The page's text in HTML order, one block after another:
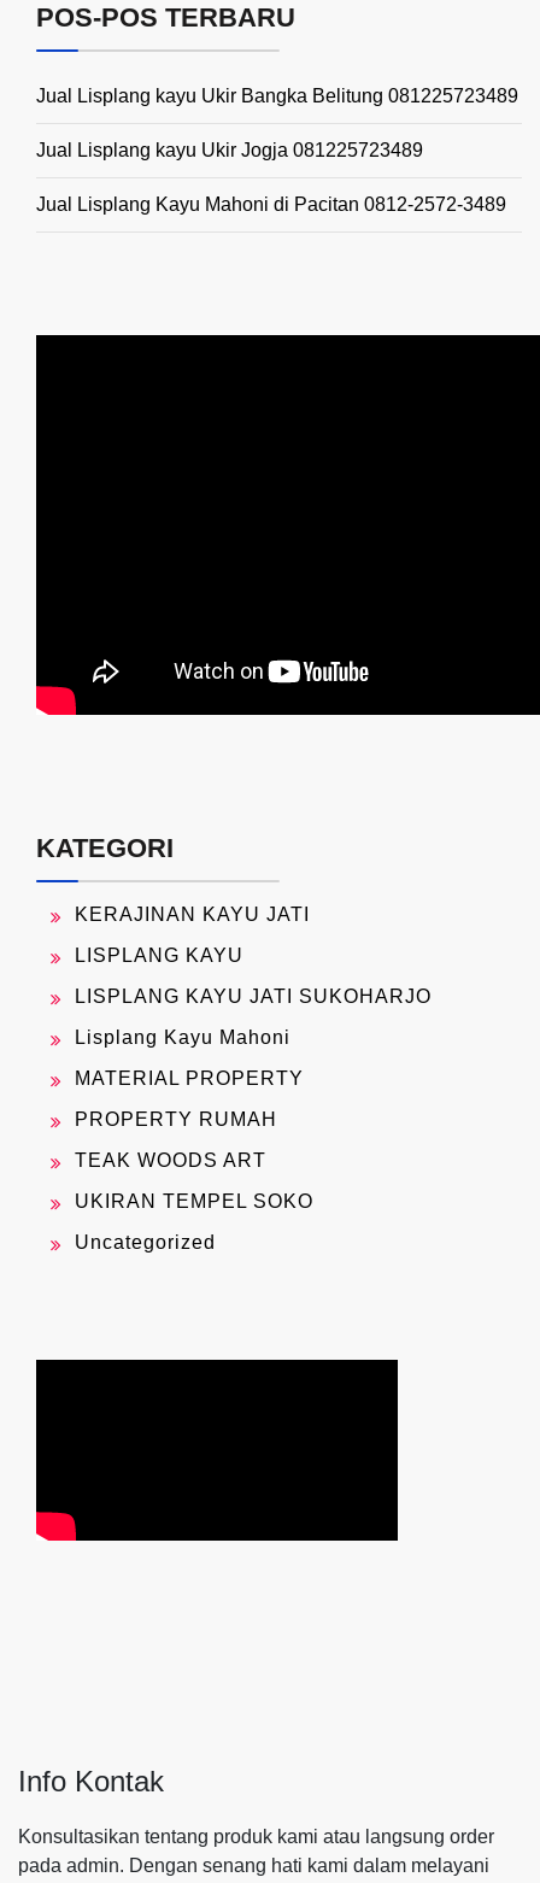
POS-POS TERBARU
Jual Lisplang kayu Ukir Bangka Belitung 081225723489
Jual Lisplang kayu Ukir Jogja 081225723489
Jual Lisplang Kayu Mahoni di Pacitan 0812-2572-3489
KATEGORI
KERAJINAN KAYU JATI
LISPLANG KAYU
LISPLANG KAYU JATI SUKOHARJO
Lisplang Kayu Mahoni
MATERIAL PROPERTY
PROPERTY RUMAH
TEAK WOODS ART
UKIRAN TEMPEL SOKO
Uncategorized
Info Kontak
Konsultasikan tentang produk kami atau langsung order
pada admin. Dengan senang hati kami dalam melayani